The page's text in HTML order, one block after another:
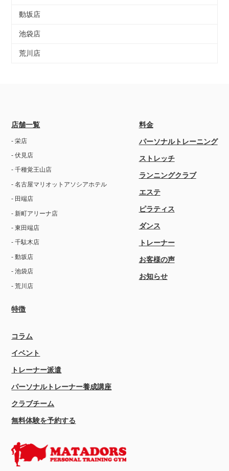
動坂店
池袋店
荒川店
店舗一覧
- 栄店
- 伏見店
- 千種覚王山店
- 名古屋マリオットアソシアホテル
- 田端店
- 新町アリーナ店
- 東田端店
- 千駄木店
- 動坂店
- 池袋店
- 荒川店
特徴
料金
パーソナルトレーニング
ストレッチ
ランニングクラブ
エステ
ピラティス
ダンス
トレーナー
お客様の声
お知らせ
コラム
イベント
トレーナー派遣
パーソナルトレーナー養成講座
クラブチーム
無料体験を予約する